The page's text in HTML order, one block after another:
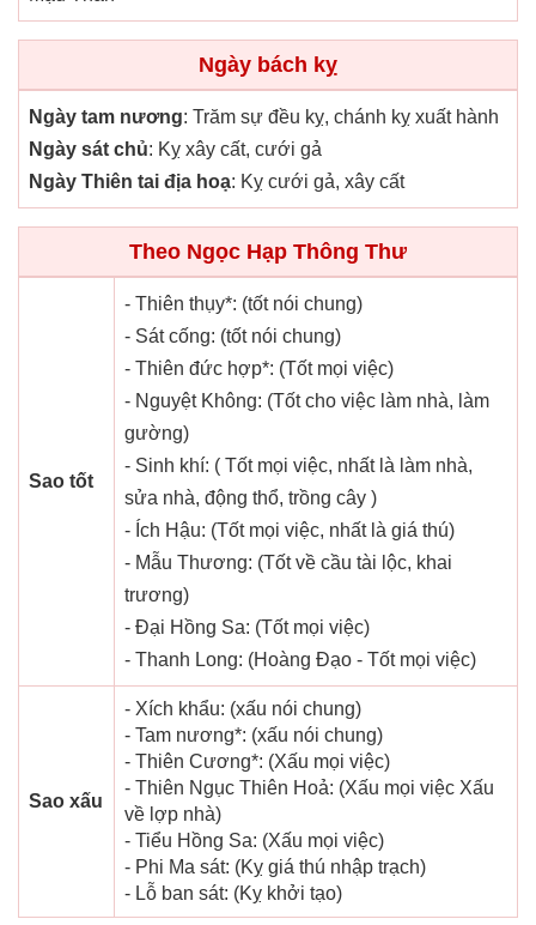
Ngày bách kỵ
Ngày tam nương: Trăm sự đều kỵ, chánh kỵ xuất hành
Ngày sát chủ: Kỵ xây cất, cưới gả
Ngày Thiên tai địa hoạ: Kỵ cưới gả, xây cất
Theo Ngọc Hạp Thông Thư
Sao tốt
- Thiên thụy*: (tốt nói chung)
- Sát cống: (tốt nói chung)
- Thiên đức hợp*: (Tốt mọi việc)
- Nguyệt Không: (Tốt cho việc làm nhà, làm
gường)
- Sinh khí: ( Tốt mọi việc, nhất là làm nhà,
sửa nhà, động thổ, trồng cây )
- Ích Hậu: (Tốt mọi việc, nhất là giá thú)
- Mẫu Thương: (Tốt về cầu tài lộc, khai
trương)
- Đại Hồng Sa: (Tốt mọi việc)
- Thanh Long: (Hoàng Đạo - Tốt mọi việc)
Sao xấu
- Xích khẩu: (xấu nói chung)
- Tam nương*: (xấu nói chung)
- Thiên Cương*: (Xấu mọi việc)
- Thiên Ngục Thiên Hoả: (Xấu mọi việc Xấu
về lợp nhà)
- Tiểu Hồng Sa: (Xấu mọi việc)
- Phi Ma sát: (Kỵ giá thú nhập trạch)
- Lỗ ban sát: (Kỵ khởi tạo)